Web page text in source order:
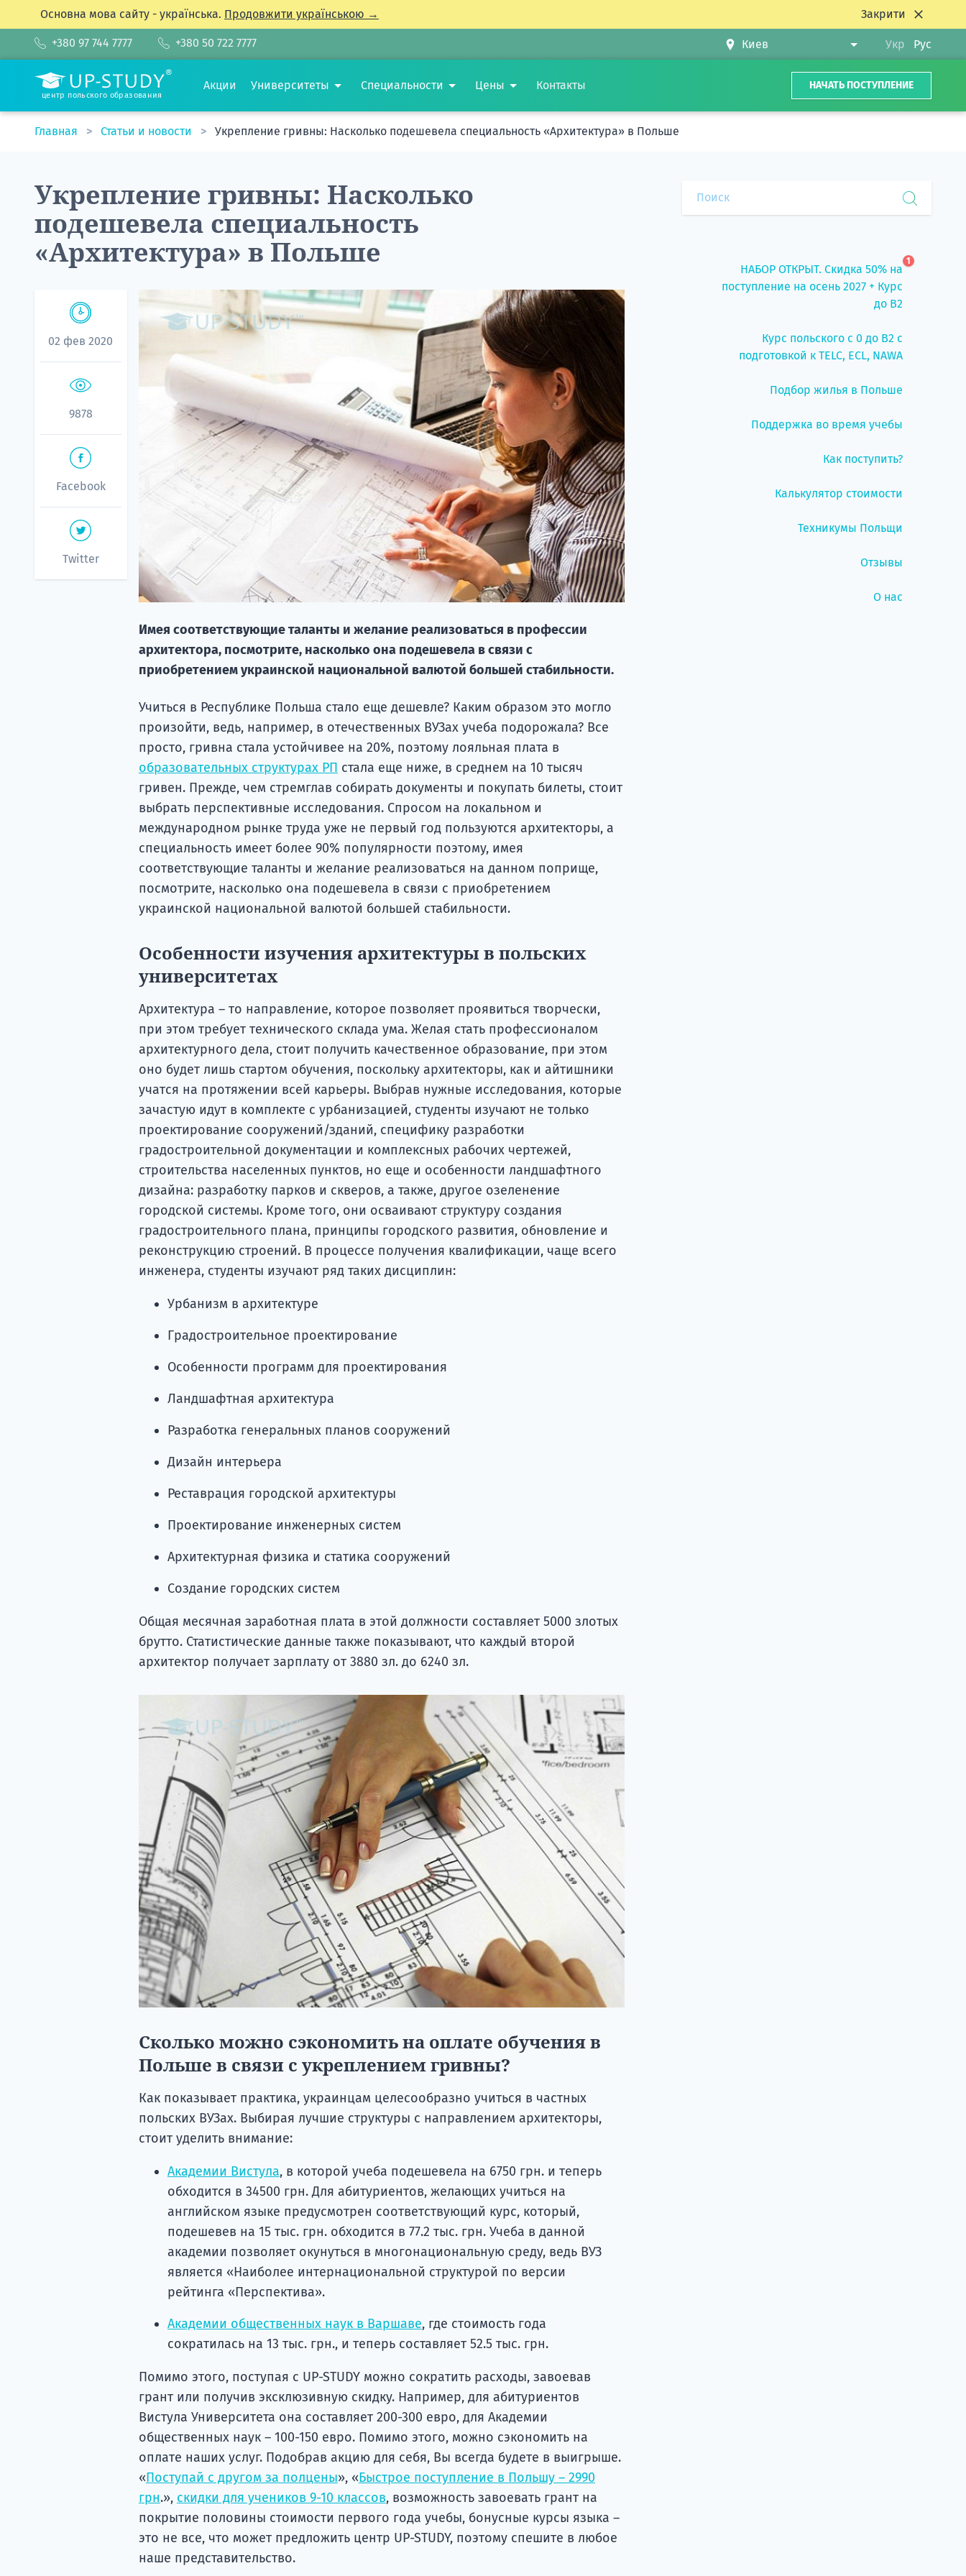
Основна мова сайту - українська. Продовжити українською → Закрити
+380 97 744 7777 +380 50 722 7777 Укр Рус
центр польского образования
Акции Университеты Специальности Цены Контакты НАЧАТЬ ПОСТУПЛЕНИЕ
Главная Статьи и новости Укрепление гривны: Насколько подешевела специальность «Архитектура» в Польше
Укрепление гривны: Насколько
подешевела специальность
«Архитектура» в Польше
02 фев 2020
9878
Facebook
Twitter
Имея соответствующие таланты и желание реализоваться в профессии
архитектора, посмотрите, насколько она подешевела в связи с
приобретением украинской национальной валютой большей стабильности.
Учиться в Республике Польша стало еще дешевле? Каким образом это могло
произойти, ведь, например, в отечественных ВУЗах учеба подорожала? Все
просто, гривна стала устойчивее на 20%, поэтому лояльная плата в
образовательных структурах РП стала еще ниже, в среднем на 10 тысяч
гривен. Прежде, чем стремглав собирать документы и покупать билеты, стоит
выбрать перспективные исследования. Спросом на локальном и
международном рынке труда уже не первый год пользуются архитекторы, а
специальность имеет более 90% популярности поэтому, имея
соответствующие таланты и желание реализоваться на данном поприще,
посмотрите, насколько она подешевела в связи с приобретением
украинской национальной валютой большей стабильности.
Особенности изучения архитектуры в польских
университетах
Архитектура – то направление, которое позволяет проявиться творчески,
при этом требует технического склада ума. Желая стать профессионалом
архитектурного дела, стоит получить качественное образование, при этом
оно будет лишь стартом обучения, поскольку архитекторы, как и айтишники
учатся на протяжении всей карьеры. Выбрав нужные исследования, которые
зачастую идут в комплекте с урбанизацией, студенты изучают не только
проектирование сооружений/зданий, специфику разработки
градостроительной документации и комплексных рабочих чертежей,
строительства населенных пунктов, но еще и особенности ландшафтного
дизайна: разработку парков и скверов, а также, другое озеленение
городской системы. Кроме того, они осваивают структуру создания
градостроительного плана, принципы городского развития, обновление и
реконструкцию строений. В процессе получения квалификации, чаще всего
инженера, студенты изучают ряд таких дисциплин:
Урбанизм в архитектуре
Градостроительное проектирование
Особенности программ для проектирования
Ландшафтная архитектура
Разработка генеральных планов сооружений
Дизайн интерьера
Реставрация городской архитектуры
Проектирование инженерных систем
Архитектурная физика и статика сооружений
Создание городских систем
Общая месячная заработная плата в этой должности составляет 5000 злотых
брутто. Статистические данные также показывают, что каждый второй
архитектор получает зарплату от 3880 зл. до 6240 зл.
Сколько можно сэкономить на оплате обучения в
Польше в связи с укреплением гривны?
Как показывает практика, украинцам целесообразно учиться в частных
польских ВУЗах. Выбирая лучшие структуры с направлением архитекторы,
стоит уделить внимание:
Академии Вистула, в которой учеба подешевела на 6750 грн. и теперь
обходится в 34500 грн. Для абитуриентов, желающих учиться на
английском языке предусмотрен соответствующий курс, который,
подешевев на 15 тыс. грн. обходится в 77.2 тыс. грн. Учеба в данной
академии позволяет окунуться в многонациональную среду, ведь ВУЗ
является «Наиболее интернациональной структурой по версии
рейтинга «Перспектива».
Академии общественных наук в Варшаве, где стоимость года
сократилась на 13 тыс. грн., и теперь составляет 52.5 тыс. грн.
Помимо этого, поступая с UP-STUDY можно сократить расходы, завоевав
грант или получив эксклюзивную скидку. Например, для абитуриентов
Вистула Университета она составляет 200-300 евро, для Академии
общественных наук – 100-150 евро. Помимо этого, можно сэкономить на
оплате наших услуг. Подобрав акцию для себя, Вы всегда будете в выигрыше.
«Поступай с другом за полцены», «Быстрое поступление в Польшу – 2990
грн.», скидки для учеников 9-10 классов, возможность завоевать грант на
покрытие половины стоимости первого года учебы, бонусные курсы языка –
это не все, что может предложить центр UP-STUDY, поэтому спешите в любое
наше представительство.
НАБОР ОТКРЫТ. Скидка 50% на
поступление на осень 2027 + Курс
до B2
1
Курс польского с 0 до B2 с
подготовкой к TELC, ECL, NAWA
Подбор жилья в Польше
Поддержка во время учебы
Как поступить?
Калькулятор стоимости
Техникумы Польщи
Отзывы
О нас